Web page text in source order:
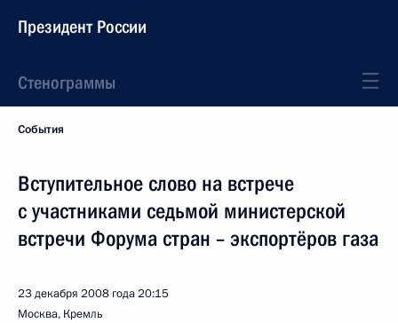
Президент России
Стенограммы
События
Вступительное слово на встрече
с участниками седьмой министерской
встречи Форума стран – экспортёров газа
23 декабря 2008 года20:15
Москва, Кремль